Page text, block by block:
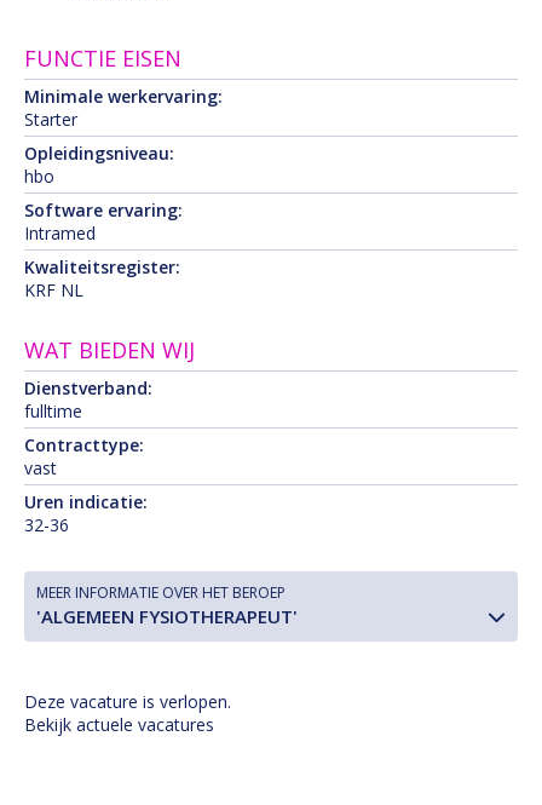
FUNCTIE EISEN
Minimale werkervaring:
Starter
Opleidingsniveau:
hbo
Software ervaring:
Intramed
Kwaliteitsregister:
KRF NL
WAT BIEDEN WIJ
Dienstverband:
fulltime
Contracttype:
vast
Uren indicatie:
32-36
MEER INFORMATIE OVER HET BEROEP
'ALGEMEEN FYSIOTHERAPEUT'
Deze vacature is verlopen.
Bekijk actuele vacatures